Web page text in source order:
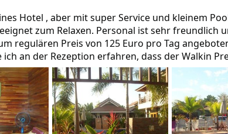
)
Hotel , aber mit super Service und kleinem
zum Relaxen. Personal ist sehr freundlich
regulären Preis von 125 Euro pro Tag
an der Rezeption erfahren, dass der Walkin